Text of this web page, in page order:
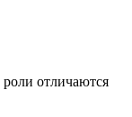
роли отличаются